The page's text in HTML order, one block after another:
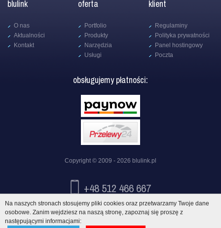
blulink
O nas
Aktualności
Kontakt
oferta
Portfolio
Produkty
Narzędzia
Usługi
klient
Regulaminy
Polityka prywatności
Panel hostingowy
Poczta
obsługujemy płatności:
Copyright © 2009 - 2026 blulink.pl
+48 512 466 667
info@blulink.pl
Na naszych stronach stosujemy pliki cookies oraz przetwarzamy Twoje dane
osobowe. Zanim wejdziesz na naszą stronę, zapoznaj się proszę z
następującymi informacjami: